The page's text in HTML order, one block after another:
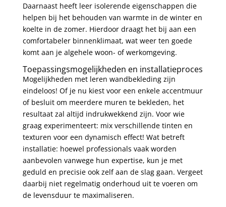
Daarnaast heeft leer isolerende eigenschappen die
helpen bij het behouden van warmte in de winter en
koelte in de zomer. Hierdoor draagt het bij aan een
comfortabeler binnenklimaat, wat weer ten goede
komt aan je algehele woon- of werkomgeving.
Toepassingsmogelijkheden en installatieproces
Mogelijkheden met leren wandbekleding zijn
eindeloos! Of je nu kiest voor een enkele accentmuur
of besluit om meerdere muren te bekleden, het
resultaat zal altijd indrukwekkend zijn. Voor wie
graag experimenteert: mix verschillende tinten en
texturen voor een dynamisch effect! Wat betreft
installatie: hoewel professionals vaak worden
aanbevolen vanwege hun expertise, kun je met
geduld en precisie ook zelf aan de slag gaan. Vergeet
daarbij niet regelmatig onderhoud uit te voeren om
de levensduur te maximaliseren.